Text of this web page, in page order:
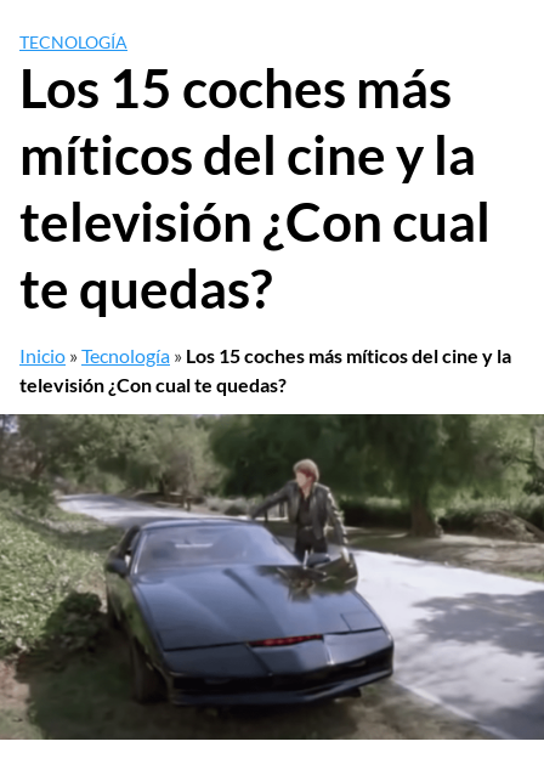
TECNOLOGÍA
Los 15 coches más
míticos del cine y la
televisión ¿Con cual
te quedas?
Inicio »Tecnología » Los 15 coches más míticos del cine y la
televisión ¿Con cual te quedas?